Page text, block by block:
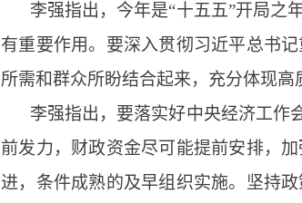
李强指出，今年是“十五五”开局之
有重要作用。要深入贯彻习近平总书
所需和群众所盼结合起来，充分体现高
李强指出，要落实好中央经济工作
前发力，财政资金尽可能提前安排，
进，条件成熟的及早组织实施。坚持